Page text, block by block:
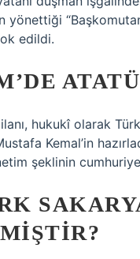
yönettiği
edildi.
hukukî olarak
Kemal’in
şeklinin